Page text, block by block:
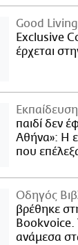
Good Living
Exclusive
έρχεται
Εκπαίδευση
παιδί δεν
Αθήνα»: Η
που
Οδηγός
βρέθηκε
Bookvoice.
ανάμεσα